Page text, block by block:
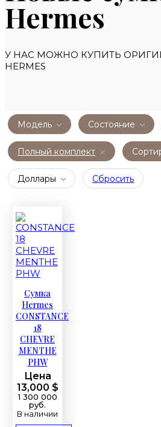
Hermes
У НАС МОЖНО КУПИТЬ
HERMES
Модель Состояние
Полный комплект
Доллары Сбросить
Сумка
Hermes
CONSTANCE
18
CHEVRE
MENTHE
PHW
Цена
13,000 $
1 300 000
руб.
В наличии